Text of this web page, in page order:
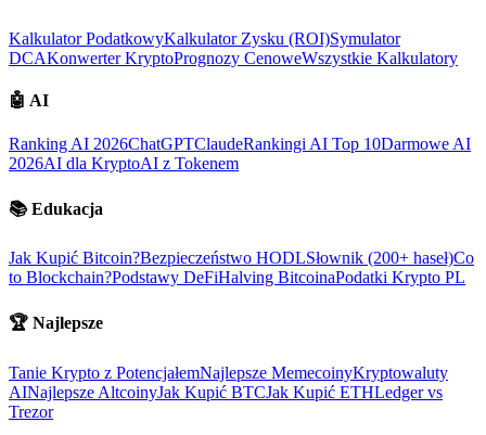
Kalkulator PodatkowyKalkulator Zysku (ROI)Symulator
DCAKonwerter KryptoPrognozy CenoweWszystkie Kalkulatory
🤖 AI
Ranking AI 2026ChatGPTClaudeRankingi AI Top 10Darmowe AI
2026AI dla KryptoAI z Tokenem
📚 Edukacja
Jak Kupić Bitcoin?Bezpieczeństwo HODLSłownik (200+ haseł)Co
to Blockchain?Podstawy DeFiHalving BitcoinaPodatki Krypto PL
🏆 Najlepsze
Tanie Krypto z PotencjałemNajlepsze MemecoinyKryptowaluty
AINajlepsze AltcoinyJak Kupić BTCJak Kupić ETHLedger vs
Trezor